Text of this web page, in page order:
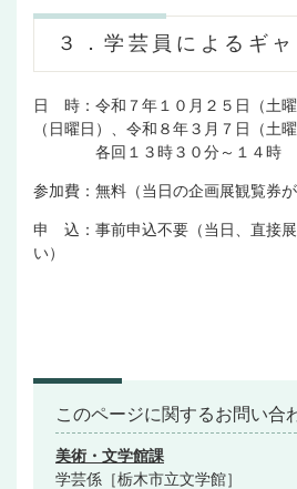
３．学芸員によるギ
日 時：令和７年１０月２５日（土
（日曜日）、令和８年３月７日（土曜
各回１３時３０分～１４時
参加費：無料（当日の企画展観覧券が
申 込：事前申込不要（当日、直接
い）
このページに関するお問い合
美術・文学館課
学芸係［栃木市立文学館］